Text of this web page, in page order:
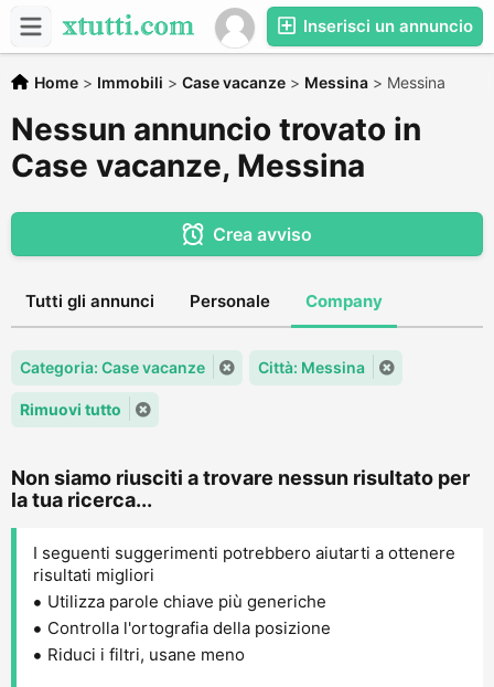
Inserisci un annuncio
Home > Immobili > Case vacanze > Messina > Messina
Nessun annuncio trovato in
Case vacanze, Messina
Crea avviso
Tutti gli annunci Personale Company
Categoria: Case vacanze Città: Messina
Rimuovi tutto
Non siamo riusciti a trovare nessun risultato per
la tua ricerca...
I seguenti suggerimenti potrebbero aiutarti a ottenere
risultati migliori
Utilizza parole chiave più generiche
Controlla l'ortografia della posizione
Riduci i filtri, usane meno